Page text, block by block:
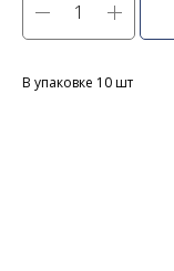
В упаковке 10 шт